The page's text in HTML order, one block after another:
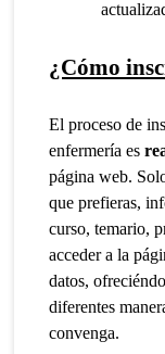
¿Cómo
El proceso de
enfermería es
página web.
que prefieras,
curso, temario,
acceder a la
datos,
diferentes
convenga.